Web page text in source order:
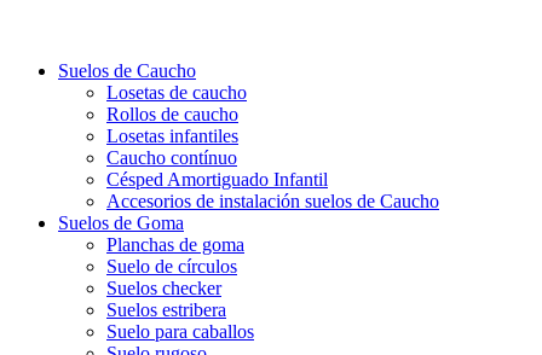
Suelos de Caucho
Losetas de caucho
Rollos de caucho
Losetas infantiles
Caucho contínuo
Césped Amortiguado Infantil
Accesorios de instalación suelos de Caucho
Suelos de Goma
Planchas de goma
Suelo de círculos
Suelos checker
Suelos estribera
Suelo para caballos